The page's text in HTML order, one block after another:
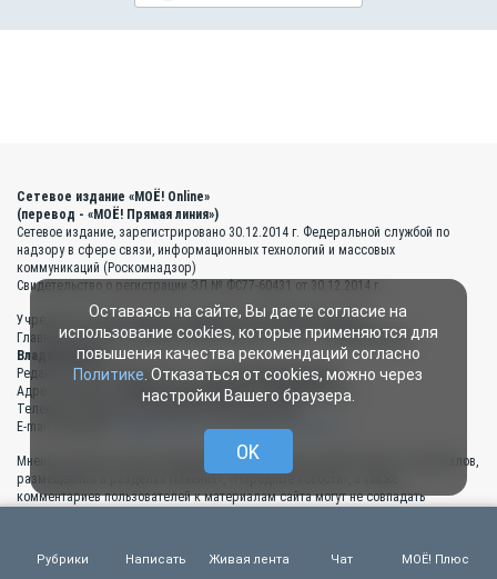
Сетевое издание «МОЁ! Online»
(перевод - «МОЁ! Прямая линия»)
Сетевое издание, зарегистрировано 30.12.2014 г. Федеральной службой по
надзору в сфере связи, информационных технологий и массовых
коммуникаций (Роскомнадзор)
Свидетельство о регистрации ЭЛ № ФС77-60431 от 30.12.2014 г.
Учредитель:ООО «Издательский дом «Свободная пресса»
Главный редактор редакции «МОЁ!»-«МОЁ! Online» —Усков Сергей
Владимирович
Редактор сайта «МОЁ! Online» —Екатерина Коваленко
Адрес редакции:
394049 г. Воронеж, ул. Л.Рябцевой, 54
Телефоны редакции:
(473) 267-94-00, 264-93-98
E-mail редакции:
web@moe-online.ruиmoe@moe-online.ru
Мнения авторов статей, опубликованных на портале «МОЁ! Online», материалов,
размещённых в разделах «Мнения», «Народные новости», а также
комментариев пользователей к материалам сайта могут не совпадать
Есть интересная новость?
Рубрики Написать Живая лента Чат МОЁ! Плюс
Оставаясь на сайте, Вы даете согласие на
использование cookies, которые применяются для
повышения качества рекомендаций согласно
Политике . Отказаться от cookies, можно через
настройки Вашего браузера.
OK